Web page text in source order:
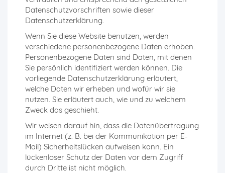
Datenschutzvorschriften sowie dieser
Datenschutzerklärung.
Wenn Sie diese Website benutzen, werden
verschiedene personenbezogene Daten erhoben.
Personenbezogene Daten sind Daten, mit denen
Sie persönlich identifiziert werden können. Die
vorliegende Datenschutzerklärung erläutert,
welche Daten wir erheben und wofür wir sie
nutzen. Sie erläutert auch, wie und zu welchem
Zweck das geschieht.
Wir weisen darauf hin, dass die Datenübertragung
im Internet (z. B. bei der Kommunikation per E-
Mail) Sicherheitslücken aufweisen kann. Ein
lückenloser Schutz der Daten vor dem Zugriff
durch Dritte ist nicht möglich.